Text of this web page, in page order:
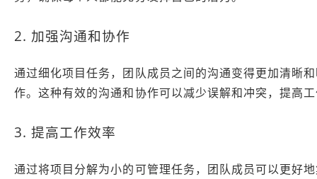
2. 加强沟通和协作
通过细化项目任务，团队成员之间的沟通变得更加清晰
作。这种有效的沟通和协作可以减少误解和冲突，提高
3. 提高工作效率
通过将项目分解为小的可管理任务，团队成员可以更好